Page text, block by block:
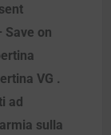
Save on
VG .
ad
sulla